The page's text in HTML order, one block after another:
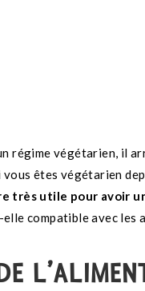
régime végétarien, il
êtes végétarien
très utile pour avoir
compatible avec les